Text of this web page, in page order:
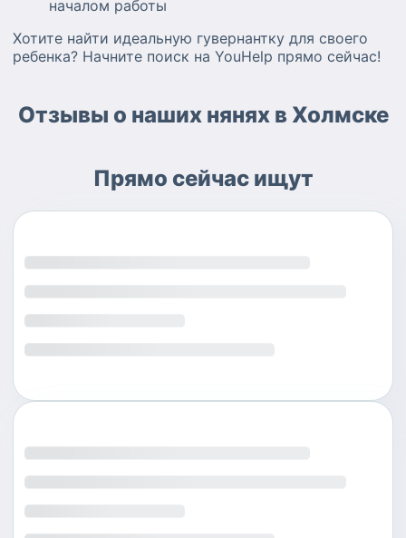
началом работы
Хотите найти идеальную гувернантку для своего
ребенка? Начните поиск на YouHelp прямо сейчас!
Отзывы о наших нянях в Холмске
Прямо сейчас ищут